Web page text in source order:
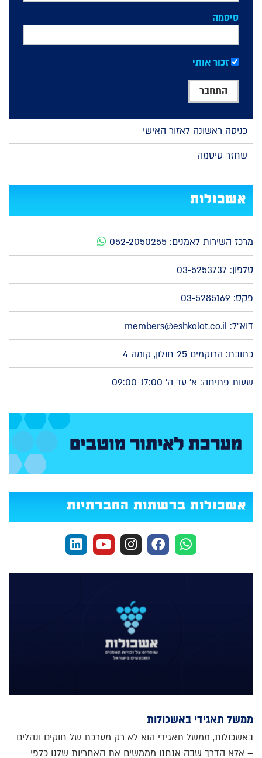
סיסמה
זכור אותי
כניסה ראשונה לאזור האישי
שחזר סיסמה
אשכולות
מרכז השירות לאמנים: 052-2050255
טלפון: 03-5253737
פקס: 03-5285169
דוא"ל: members@eshkolot.co.il
כתובת: הרוקמים 25 חולון, קומה 4
שעות פתיחה: א' עד ה' 09:00-17:00
אשכולות ברשתות החברתיות
ממשל תאגידי באשכולות
באשכולות, ממשל תאגידי הוא לא רק מערכת של חוקים ונהלים
– אלא הדרך שבה אנחנו מממשים את האחריות שלנו כלפי